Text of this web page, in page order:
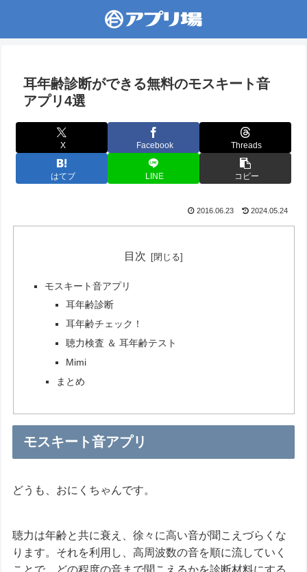
耳年齢診断ができる無料のモスキート音
アプリ4選
X Facebook Threads
はてブ LINE コピー
2016.06.23 2024.05.24
目次
モスキート音アプリ
耳年齢診断
耳年齢チェック！
聴力検査 ＆ 耳年齢テスト
Mimi
まとめ
モスキート音アプリ
どうも、おにくちゃんです。
聴力は年齢と共に衰え、徐々に高い音が聞こえづらくな
ります。それを利用し、高周波数の音を順に流していく